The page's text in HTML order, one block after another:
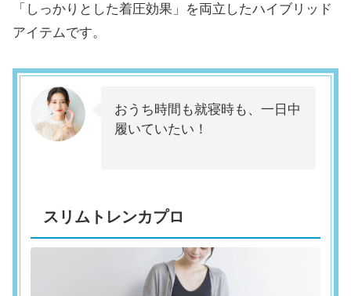
「しっかりとした着圧効果」を両立したハイブリッド
アイテムです。
おうち時間も就寝時も、一日中
履いていたい！
スリムトレンカプロ